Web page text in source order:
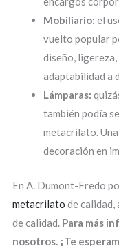
Mobiliario: el
vuelto popular
diseño,
adaptabilidad a
Lámparas:
también podía
metacrilato.
decoración en
En A. Dumont-Fredo
metacrilato de calidad,
de calidad. Para más
nosotros. ¡Te